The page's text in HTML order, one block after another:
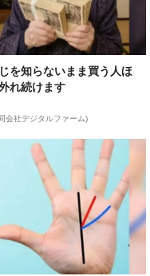
を知らないまま買う人ほ
れ続けます
会社デジタルファーム)